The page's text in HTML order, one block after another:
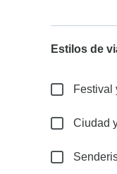
Estilos de
Festival
Ciudad